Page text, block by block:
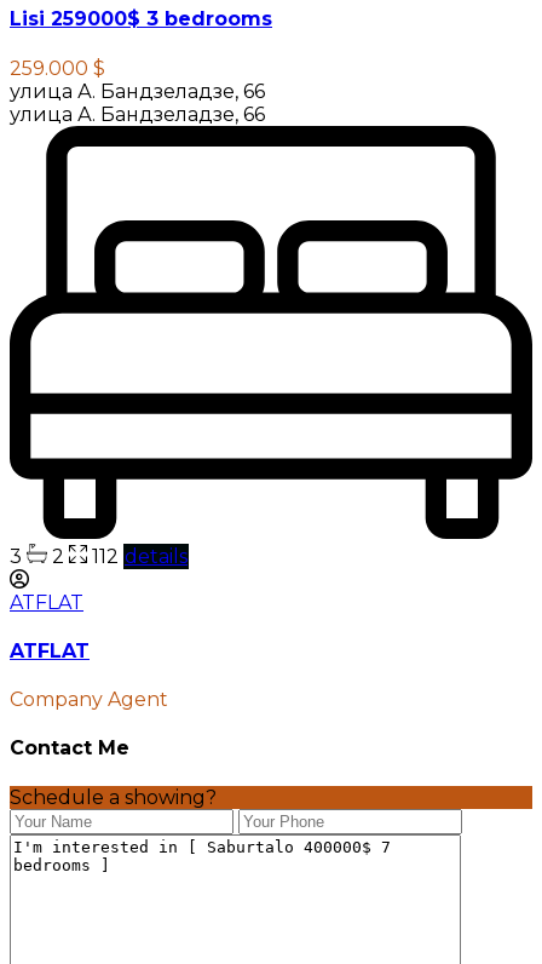
Lisi 259000$ 3 bedrooms
259.000 $
улица А. Бандзеладзе, 66
улица А. Бандзеладзе, 66
3 2 112 details
ATFLAT
ATFLAT
Company Agent
Contact Me
Schedule a showing?